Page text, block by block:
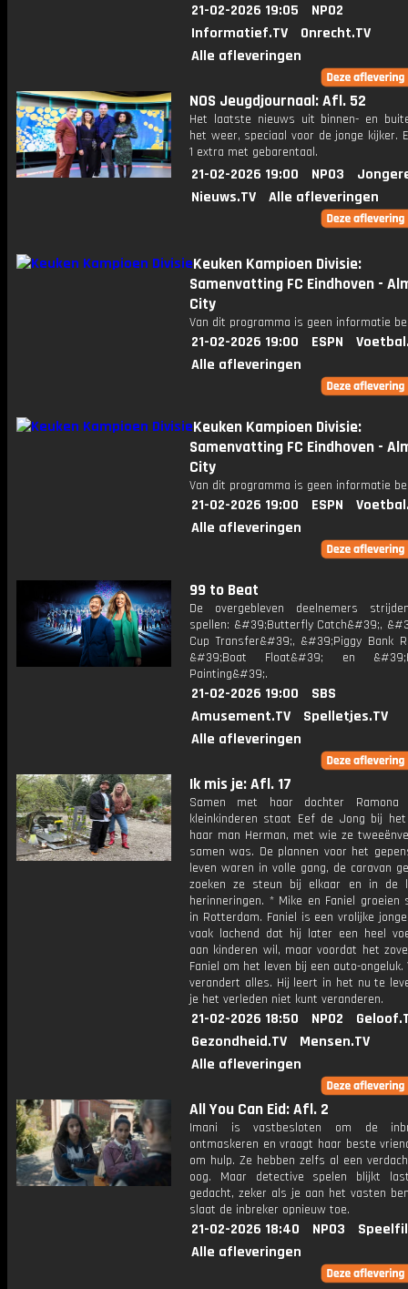
21-02-2026 19:05
NPO2
Informatief.TV
Onrecht.TV
Alle afleveringen
NOS Jeugdjournaal: Afl. 52
Het laatste nieuws uit binnen- en
het weer, speciaal voor de jonge kijker.
1 extra met gebarentaal.
21-02-2026 19:00 NPO3
Nieuws.TV
Alle afleveringen
Keuken Kampioen Divisie:
Samenvatting FC Eindhoven -
City
Van dit programma is geen informatie
21-02-2026 19:00 ESPN
Alle afleveringen
Keuken Kampioen Divisie:
Samenvatting FC Eindhoven -
City
Van dit programma is geen informatie
21-02-2026 19:00 ESPN
Alle afleveringen
99 to Beat
De overgebleven deelnemers
spellen: &#39;Butterfly Catch&#39;,
Cup Transfer&#39;, &#39;Piggy Bank
&#39;Boat Float&#39; en
Painting&#39;.
21-02-2026 19:00
SBS
Amusement.TV
Spelletjes.TV
Alle afleveringen
Ik mis je: Afl. 17
Samen met haar dochter
kleinkinderen staat Eef de Jong bij
haar man Herman, met wie ze
samen was. De plannen voor het
leven waren in volle gang, de caravan
zoeken ze steun bij elkaar en in de
herinneringen. * Mike en Faniel groeien
in Rotterdam. Faniel is een vrolijke
vaak lachend dat hij later een heel
aan kinderen wil, maar voordat het
Faniel om het leven bij een auto-ongeluk.
verandert alles. Hij leert in het nu te
je het verleden niet kunt veranderen.
21-02-2026 18:50 NPO2
Gezondheid.TV
Mensen.TV
Alle afleveringen
All You Can Eid: Afl. 2
Imani is vastbesloten om de
ontmaskeren en vraagt haar beste
om hulp. Ze hebben zelfs al een
oog. Maar detective spelen blijkt
gedacht, zeker als je aan het vasten
slaat de inbreker opnieuw toe.
21-02-2026 18:40 NPO3
Alle afleveringen